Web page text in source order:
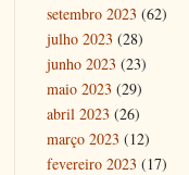
setembro 2023 (62)
julho 2023 (28)
junho 2023 (23)
maio 2023 (29)
abril 2023 (26)
março 2023 (12)
fevereiro 2023 (17)